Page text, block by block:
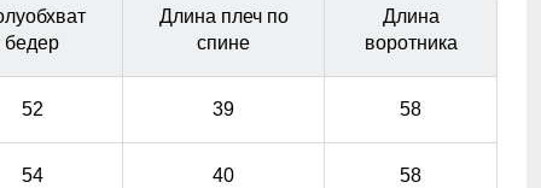
бедер
Длина плеч по
спине
Длина
воротника
52 39 58
54 40 58